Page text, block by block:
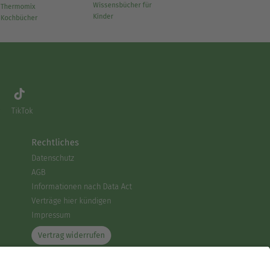
Thermomix
Kochbücher
Wissensbücher für
Kinder
TikTok
Rechtliches
Datenschutz
AGB
Informationen nach Data Act
Verträge hier kündigen
Impressum
Vertrag widerrufen